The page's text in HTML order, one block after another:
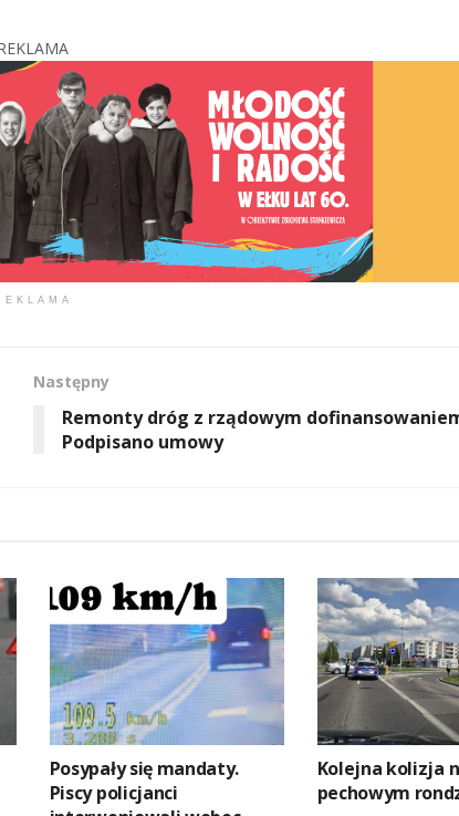
Następny
Remonty dróg z rządowym
Podpisano umowy
Posypały się mandaty.
Piscy policjanci
Kolejna kolizja
pechowym